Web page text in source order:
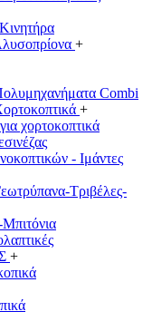
+
Combi
+
χορτοκοπτικά
- Ιμάντες
Τριβέλες-
+